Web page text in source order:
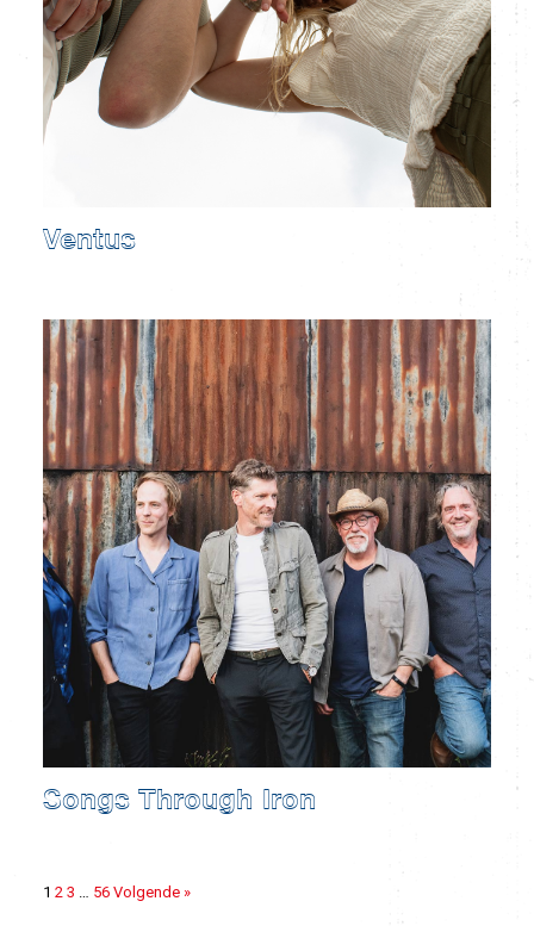
Ventus
Songs Through Iron
1 2 3 … 56 Volgende »